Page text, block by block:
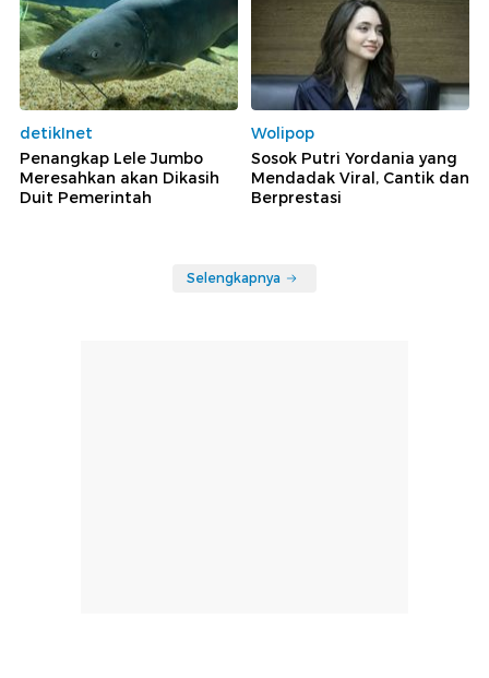
detikInet
Penangkap Lele Jumbo
Meresahkan akan Dikasih
Duit Pemerintah
Wolipop
Sosok Putri Yordania yang
Mendadak Viral, Cantik dan
Berprestasi
Selengkapnya